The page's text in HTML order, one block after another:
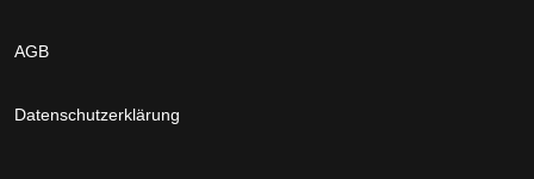
AGB
Datenschutzerklärung